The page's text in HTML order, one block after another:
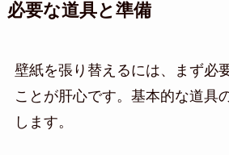
必要な道具と準備
壁紙を張り替えるには、まず必
ことが肝心です。基本的な道具
します。